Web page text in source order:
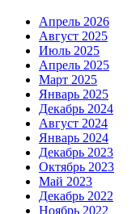
Апрель 2026
Август 2025
Июль 2025
Апрель 2025
Март 2025
Январь 2025
Декабрь 2024
Август 2024
Январь 2024
Декабрь 2023
Октябрь 2023
Май 2023
Декабрь 2022
Ноябрь 2022